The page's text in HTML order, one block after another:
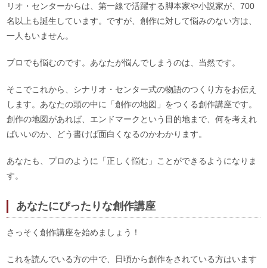
リオ・センターからは、第一線で活躍する脚本家や小説家が、700
名以上も誕生しています。ですが、創作に対して悩みのない方は、
一人もいません。
プロでも悩むのです。あなたが悩んでしまうのは、当然です。
そこでこれから、シナリオ・センター式の物語のつくり方をお伝え
します。あなたの頭の中に「創作の地図」をつくる創作講座です。
創作の地図があれば、エンドマークという目的地まで、何を考えれ
ばいいのか、どう書けば面白くなるのかわかります。
あなたも、プロのように「正しく悩む」ことができるようになりま
す。
あなたにぴったりな創作講座
さっそく創作講座を始めましょう！
これを読んでいる方の中で、日頃から創作をされている方はいます